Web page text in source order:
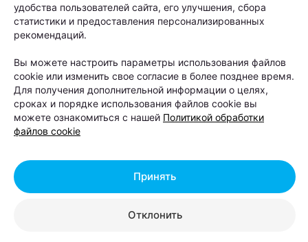
удобства пользователей сайта, его улучшения, сбора
статистики и предоставления персонализированных
рекомендаций.
Вы можете настроить параметры использования файлов
cookie или изменить свое согласие в более позднее время.
Для получения дополнительной информации о целях,
сроках и порядке использования файлов cookie вы
можете ознакомиться с нашей Политикой обработки
файлов cookie
Отклонить
Принять